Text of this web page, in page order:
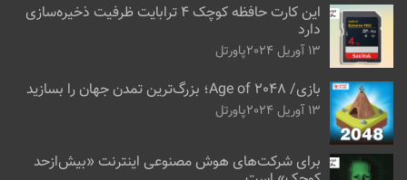
این کارت حافظه کوچک ۴ ترابایت ظرفیت ذخیره‌سازی
دارد
13 آوریل 2024 پاورتل
بازی/ Age of 2048؛ بزرگ‌ترین تمدن جهان را بسازید
13 آوریل 2024 پاورتل
برای شرکت‌های هوش مصنوعی اینترنت «بیش‌از‌حد